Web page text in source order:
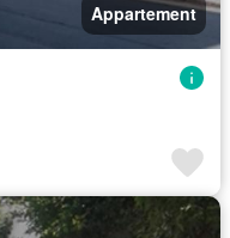
Appartement